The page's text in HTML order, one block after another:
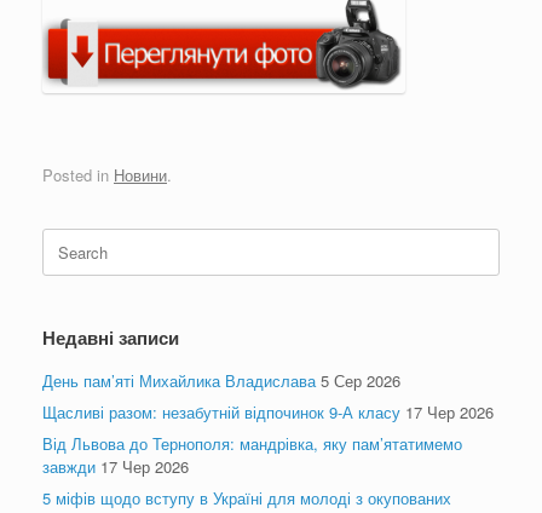
Posted in Новини.
Search
for:
Недавні записи
День пам’яті Михайлика Владислава 5 Сер 2026
Щасливі разом: незабутній відпочинок 9-А класу 17 Чер 2026
Від Львова до Тернополя: мандрівка, яку пам’ятатимемо
завжди 17 Чер 2026
5 міфів щодо вступу в Україні для молоді з окупованих